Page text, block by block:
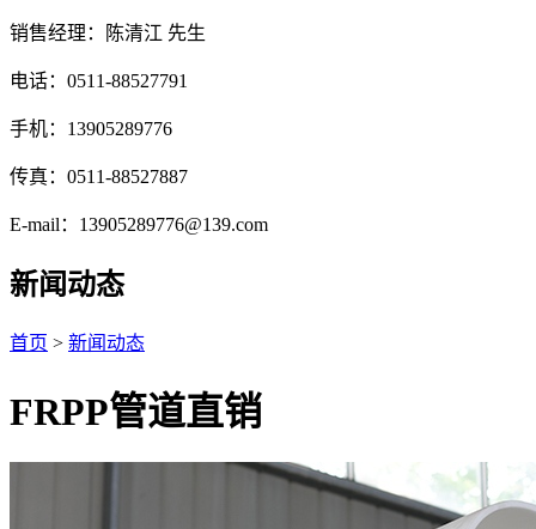
销售经理：陈清江 先生
电话：0511-88527791
手机：13905289776
传真：0511-88527887
E-mail：13905289776@139.com
新闻动态
首页 > 新闻动态
FRPP管道直销